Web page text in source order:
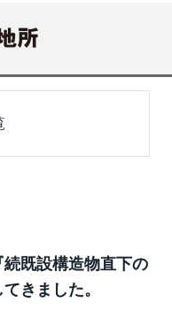
既設構造物直下の
きました。